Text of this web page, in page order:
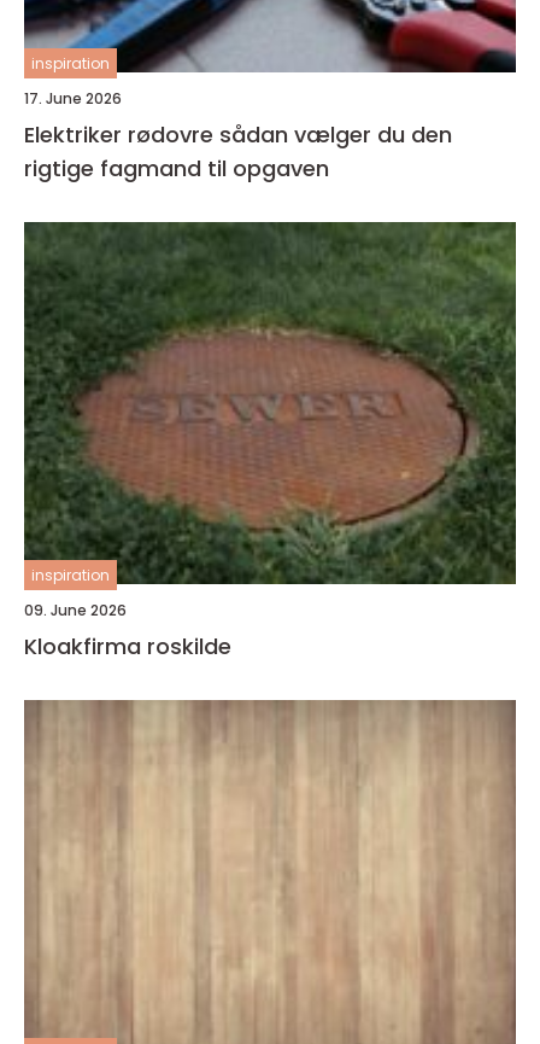
inspiration
17. June 2026
Elektriker rødovre sådan vælger du den
rigtige fagmand til opgaven
inspiration
09. June 2026
Kloakfirma roskilde